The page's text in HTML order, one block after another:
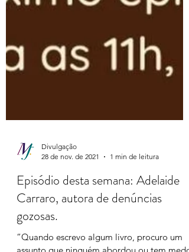
Divulgação
28 de nov. de 2021
1 min de leitura
Episódio desta semana: Adelaide
Carraro, autora de denúncias
gozosas.